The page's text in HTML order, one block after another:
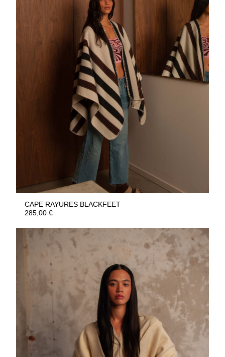
CAPE RAYURES BLACKFEET
285,00€